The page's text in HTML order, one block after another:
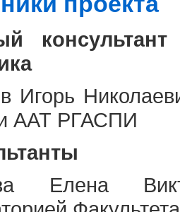
Игорь
ААТ РГАСПИ
Елена